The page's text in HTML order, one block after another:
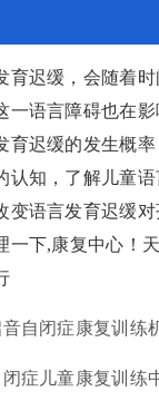
育迟缓，会随着
一语言障碍也在
育迟缓的发生概
认知，了解儿童
变语言发育迟缓
一下,康复中心！
自闭症康复训练
症儿童康复训练